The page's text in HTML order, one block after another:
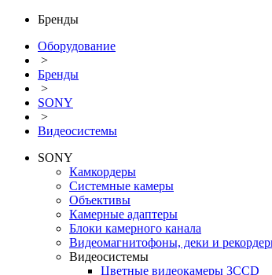
Бренды
Оборудование
>
Бренды
>
SONY
>
Видеосистемы
SONY
Камкордеры
Системные камеры
Объективы
Камерные адаптеры
Блоки камерного канала
Видеомагнитофоны, деки и
Видеосистемы
Цветные видеокамеры 3CCD